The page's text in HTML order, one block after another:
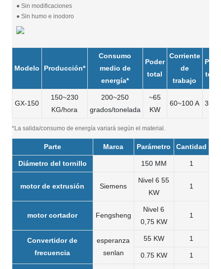
● Sin modificaciones
● Sin humo e inodoro
Modelo Producción*
Consumo
medio de
energía*
Poder
total
Corriente
de
trabajo
Peso
total
GX-150
150~230
KG/hora
200~250
grados/tonelada
~65
KW
60~100 A 3.1 T
*La salida/consumo de energía variará según el material.
Parte Marca Parámetro Cantidad
Diámetro del tornillo 150 MM 1
motor de extrusión Siemens
Nivel 6 55
KW
1
motor cortador Fengsheng
Nivel 6
0,75 KW
1
Convertidor de
frecuencia
esperanza
senlan
55 KW 1
0.75 KW 1